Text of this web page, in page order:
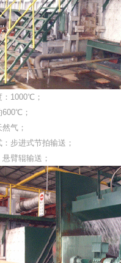
1000℃；
；
气；
步进式节拍输送；
臂辊输送；